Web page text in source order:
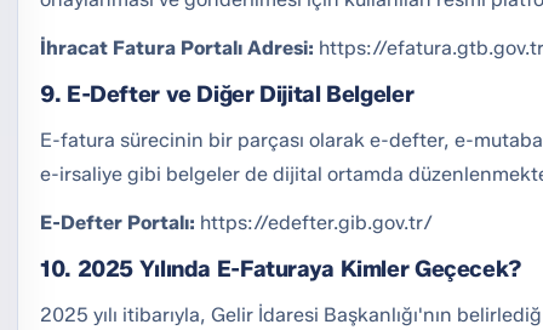
İhracat Fatura Portalı Adresi: https://
9. E-Defter ve Diğer Dijital Belgeler
E-fatura sürecinin bir parçası olarak e-defter, e-
e-irsaliye gibi belgeler de dijital ortamda
E-Defter Portalı: https://edefter.gib.gov.tr/
10. 2025 Yılında E-Faturaya Kimler Geçecek?
2025 yılı itibarıyla, Gelir İdaresi Başkanlığı'nın